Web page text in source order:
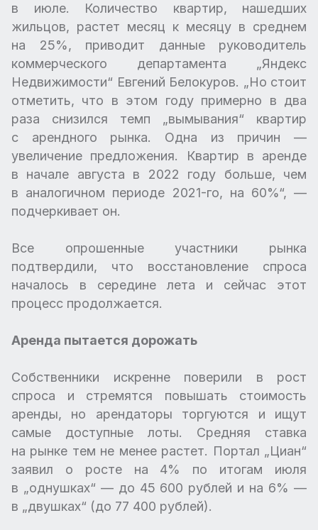
в июле. Количество квартир, нашедших
жильцов, растет месяц к месяцу в среднем
на 25%, приводит данные руководитель
коммерческого департамента „Яндекс
Недвижимости“ Евгений Белокуров. „Но стоит
отметить, что в этом году примерно в два
раза снизился темп „вымывания“ квартир
с арендного рынка. Одна из причин —
увеличение предложения. Квартир в аренде
в начале августа в 2022 году больше, чем
в аналогичном периоде 2021-го, на 60%“, —
подчеркивает он.
Все опрошенные участники рынка
подтвердили, что восстановление спроса
началось в середине лета и сейчас этот
процесс продолжается.
Аренда пытается дорожать
Собственники искренне поверили в рост
спроса и стремятся повышать стоимость
аренды, но арендаторы торгуются и ищут
самые доступные лоты. Средняя ставка
на рынке тем не менее растет. Портал „Циан“
заявил о росте на 4% по итогам июля
в „однушках“ — до 45 600 рублей и на 6% —
в „двушках“ (до 77 400 рублей).